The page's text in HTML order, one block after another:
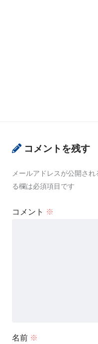
コメントを残す
メールアドレスが公開され
る欄は必須項目です
コメント ※
名前 ※